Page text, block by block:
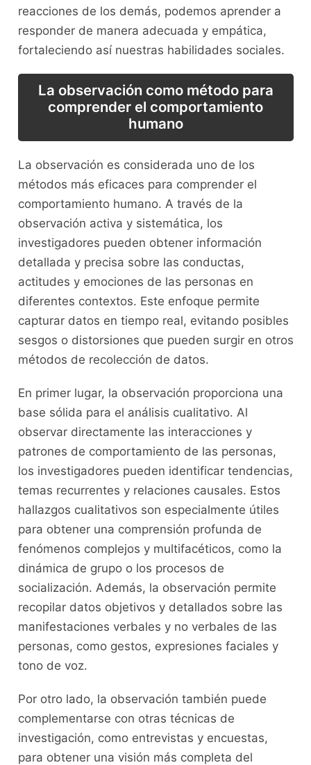
reacciones de los demás, podemos aprender a⁢
responder de manera adecuada y‌ empática,
fortaleciendo ⁤así nuestras habilidades sociales.
La observación como método para
comprender el comportamiento
humano
La​ observación es considerada uno ‍de los
métodos más ⁣eficaces ​para ‍comprender‌ el
⁢comportamiento humano.‌ A través de‍ la
observación ‌activa y⁢ sistemática, los
investigadores pueden obtener​ información
detallada⁤ y precisa ‌sobre las conductas,
actitudes y ⁢emociones de ⁢las personas ⁤en
diferentes contextos. Este ⁤enfoque permite
‌capturar datos en tiempo real,‌ evitando posibles
⁤sesgos o distorsiones‌ que pueden surgir en otros
⁣métodos de recolección de datos.
En primer lugar, la observación⁣ proporciona una
base ⁢sólida para‌ el⁣ análisis ⁤cualitativo. Al
observar directamente ‌las⁣ interacciones y
patrones‍ de ‌comportamiento de⁣ las personas,
los ‍investigadores ‌pueden‍ identificar‍ tendencias,
​temas ‍recurrentes‍ y relaciones causales. Estos
hallazgos cualitativos son especialmente útiles
para obtener una comprensión profunda ⁤de
fenómenos ⁣complejos​ y multifacéticos, como la
dinámica de grupo o⁤ los procesos de
socialización. Además, la observación permite
recopilar datos objetivos y detallados sobre las
manifestaciones verbales ⁢y no ‍verbales⁢ de las
personas, como gestos, expresiones faciales y
tono de voz.
Por otro lado, la observación también puede
complementarse con otras técnicas de
investigación,⁢ como entrevistas y encuestas,
⁣para obtener una visión más completa ⁢del